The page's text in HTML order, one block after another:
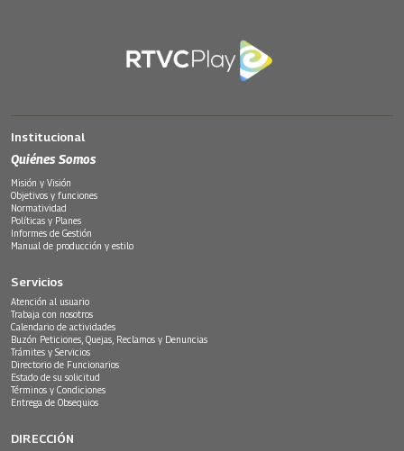
Institucional
Quiénes Somos
Misión y Visión
Objetivos y funciones
Normatividad
Políticas y Planes
Informes de Gestión
Manual de producción y estilo
Servicios
Atención al usuario
Trabaja con nosotros
Calendario de actividades
Buzón Peticiones, Quejas, Reclamos y Denuncias
Trámites y Servicios
Directorio de Funcionarios
Estado de su solicitud
Términos y Condiciones
Entrega de Obsequios
DIRECCIÓN